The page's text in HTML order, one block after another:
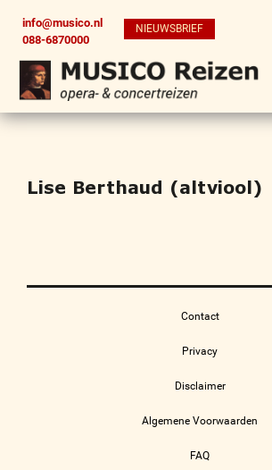
info@musico.nl
088-6870000
NIEUWSBRIEF
Lise Berthaud (altviool)
Contact
Privacy
Disclaimer
Algemene Voorwaarden
FAQ